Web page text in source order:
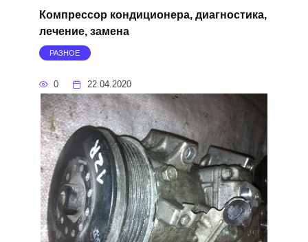
Компрессор кондиционера, диагностика,
лечение, замена
РАЗНОЕ
0 22.04.2020